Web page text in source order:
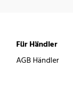
Für Händler
AGB Händler